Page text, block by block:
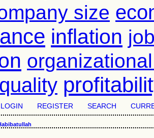
size
inflation
LOGIN REGISTER SEARCH